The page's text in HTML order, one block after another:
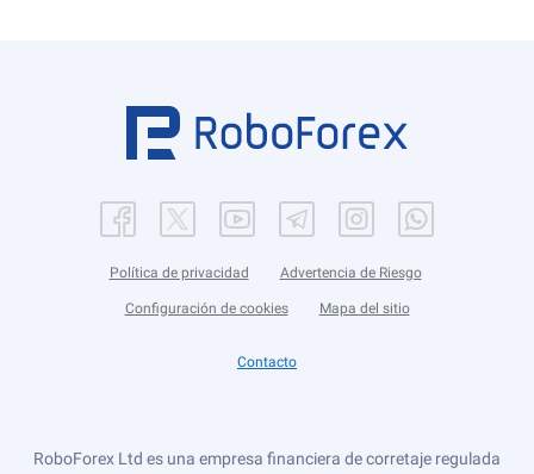
Política de privacidad Advertencia de Riesgo
Configuración de cookies Mapa del sitio
Contacto
RoboForex Ltd es una empresa financiera de corretaje regulada